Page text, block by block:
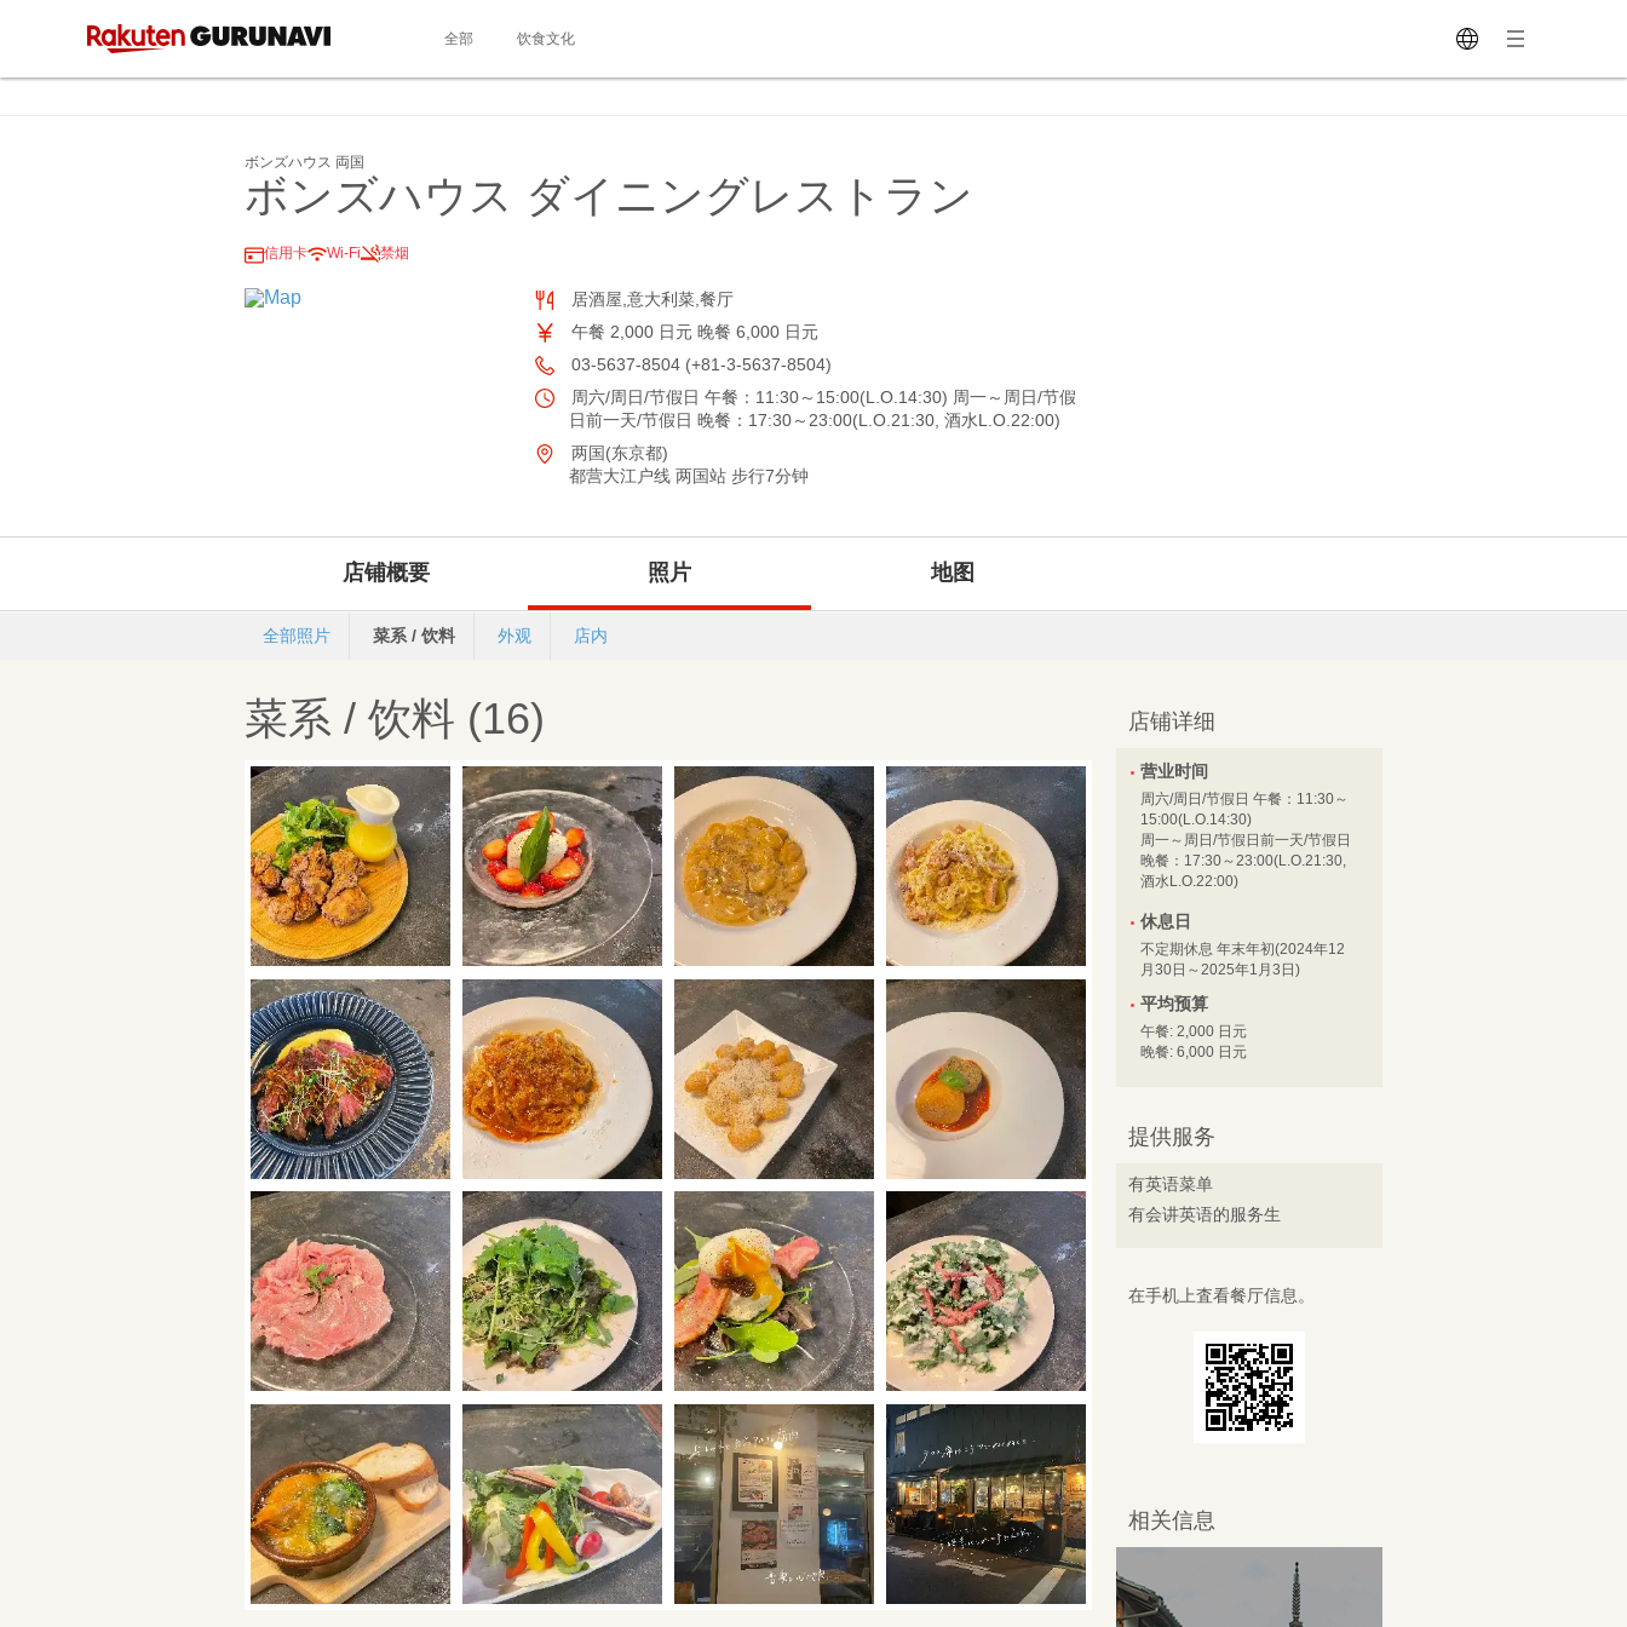
全部 饮食文化
ボンズハウス 両国
ボンズハウス ダイニングレストラン
信用卡 Wi-Fi 禁烟
居酒屋,意大利菜,餐厅
午餐 2,000 日元 晚餐 6,000 日元
03-5637-8504 (+81-3-5637-8504)
周六/周日/节假日 午餐：11:30～15:00(L.O.14:30) 周一～周日/节假
日前一天/节假日 晚餐：17:30～23:00(L.O.21:30, 酒水L.O.22:00)
两国(东京都)
都营大江户线 两国站 步行7分钟
店铺概要 照片 地图
全部照片 菜系 / 饮料 外观 店内
菜系 / 饮料 (16) 店铺详细
营业时间
周六/周日/节假日 午餐：11:30～
15:00(L.O.14:30)
周一～周日/节假日前一天/节假日
晚餐：17:30～23:00(L.O.21:30,
酒水L.O.22:00)
休息日
不定期休息 年末年初(2024年12
月30日～2025年1月3日)
平均预算
午餐: 2,000 日元
晚餐: 6,000 日元
提供服务
有英语菜单
有会讲英语的服务生
在手机上査看餐厅信息。
相关信息